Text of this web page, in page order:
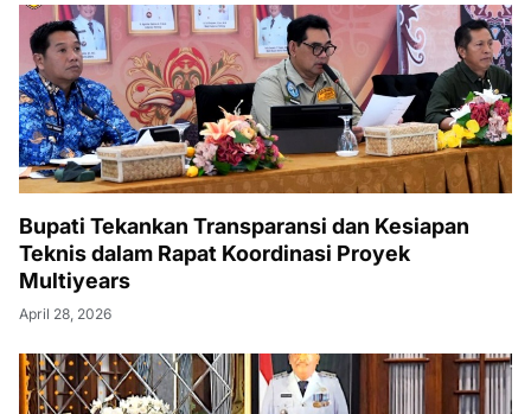
Bupati Tekankan Transparansi dan Kesiapan
Teknis dalam Rapat Koordinasi Proyek
Multiyears
April 28, 2026